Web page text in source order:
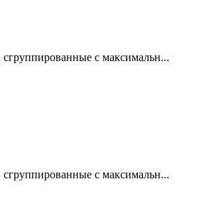
с максимальн...
с максимальн...